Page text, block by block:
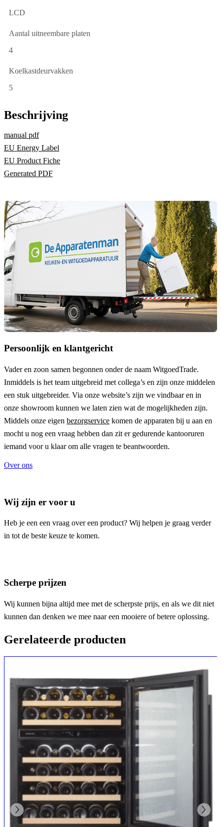
LCD
Aantal uitneembare platen
4
Koelkastdeurvakken
5
Beschrijving
manual pdf
EU Energy Label
EU Product Fiche
Generated PDF
Persoonlijk en klantgericht
Vader en zoon samen begonnen onder de naam WitgoedTrade.
Inmiddels is het team uitgebreid met collega’s en zijn onze middelen
een stuk uitgebreider. Via onze website’s zijn we vindbaar en in
onze showroom kunnen we laten zien wat de mogelijkheden zijn.
Middels onze eigen bezorgservice komen de apparaten bij u aan en
mocht u nog een vraag hebben dan zit er gedurende kantooruren
iemand voor u klaar om alle vragen te beantwoorden.
Over ons
Wij zijn er voor u
Heb je een een vraag over een product? Wij helpen je graag verder
in tot de beste keuze te komen.
Scherpe prijzen
Wij kunnen bijna altijd mee met de scherpste prijs, en als we dit niet
kunnen dan denken we mee naar een mooiere of betere oplossing.
Gerelateerde producten